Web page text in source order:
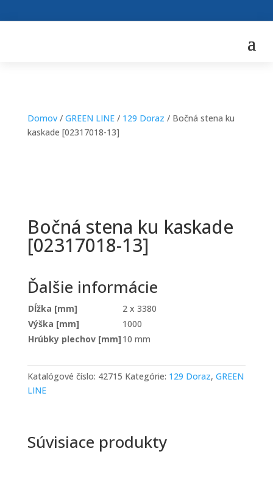
Domov/ GREEN LINE/ 129 Doraz / Bočná stena ku
kaskade [02317018-13]
Bočná stena ku kaskade
[02317018-13]
Ďalšie informácie
Dĺžka [mm]
2 x 3380
Výška [mm]
1000
Hrúbky plechov [mm] 10 mm
Katalógové číslo: 42715 Kategórie: 129 Doraz, GREEN
LINE
Súvisiace produkty